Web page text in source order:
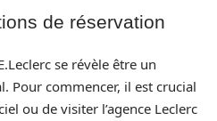
de réservation
se révèle être un
Pour commencer, il est crucial
ou de visiter l’agence Leclerc